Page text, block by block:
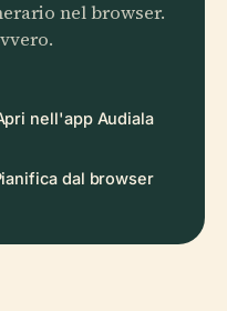
nel browser.
nell'app Audiala
dal browser